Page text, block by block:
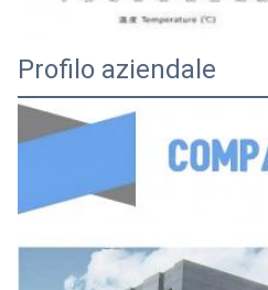
Profilo aziendale